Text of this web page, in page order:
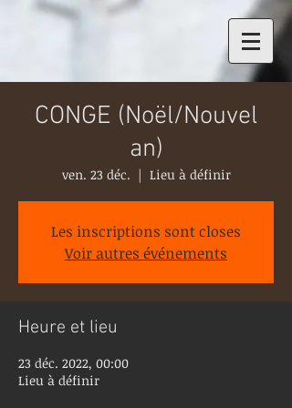
CONGE (Noël/Nouvel
an)
ven. 23 déc.
  |
Lieu à définir
Les inscriptions sont closes
Voir autres événements
Heure et lieu
23 déc. 2022, 00:00
Lieu à définir